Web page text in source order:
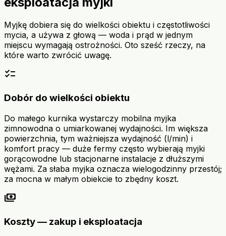
Myjkę dobiera się do wielkości obiektu i częstotliwości
mycia, a używa z głową — woda i prąd w jednym
miejscu wymagają ostrożności. Oto sześć rzeczy, na
które warto zwrócić uwagę.
checklist
Dobór do wielkości obiektu
Do małego kurnika wystarczy mobilna myjka
zimnowodna o umiarkowanej wydajności. Im większa
powierzchnia, tym ważniejsza wydajność (l/min) i
komfort pracy — duże fermy często wybierają myjki
gorącowodne lub stacjonarne instalacje z dłuższymi
wężami. Za słaba myjka oznacza wielogodzinny przestój;
za mocna w małym obiekcie to zbędny koszt.
payments
Koszty — zakup i eksploatacja